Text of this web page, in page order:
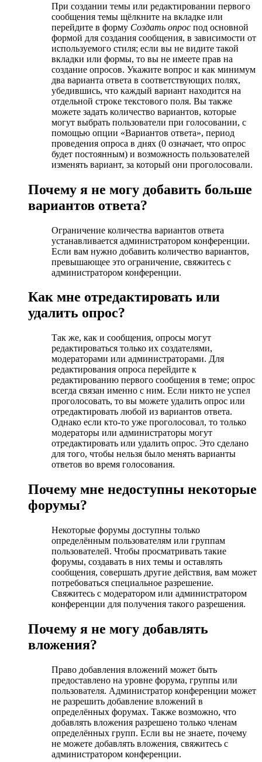
При создании темы или редактировании первого
сообщения темы щёлкните на вкладке или
перейдите в форму Создать опрос под основной
формой для создания сообщения, в зависимости от
используемого стиля; если вы не видите такой
вкладки или формы, то вы не имеете прав на
создание опросов. Укажите вопрос и как минимум
два варианта ответа в соответствующих полях,
убедившись, что каждый вариант находится на
отдельной строке текстового поля. Вы также
можете задать количество вариантов, которые
могут выбрать пользователи при голосовании, с
помощью опции «Вариантов ответа», период
проведения опроса в днях (0 означает, что опрос
будет постоянным) и возможность пользователей
изменять вариант, за который они проголосовали.
Почему я не могу добавить больше
вариантов ответа?
Ограничение количества вариантов ответа
устанавливается администратором конференции.
Если вам нужно добавить количество вариантов,
превышающее это ограничение, свяжитесь с
администратором конференции.
Как мне отредактировать или
удалить опрос?
Так же, как и сообщения, опросы могут
редактироваться только их создателями,
модераторами или администраторами. Для
редактирования опроса перейдите к
редактированию первого сообщения в теме; опрос
всегда связан именно с ним. Если никто не успел
проголосовать, то вы можете удалить опрос или
отредактировать любой из вариантов ответа.
Однако если кто-то уже проголосовал, то только
модераторы или администраторы могут
отредактировать или удалить опрос. Это сделано
для того, чтобы нельзя было менять варианты
ответов во время голосования.
Почему мне недоступны некоторые
форумы?
Некоторые форумы доступны только
определённым пользователям или группам
пользователей. Чтобы просматривать такие
форумы, создавать в них темы и оставлять
сообщения, совершать другие действия, вам может
потребоваться специальное разрешение.
Свяжитесь с модератором или администратором
конференции для получения такого разрешения.
Почему я не могу добавлять
вложения?
Право добавления вложений может быть
предоставлено на уровне форума, группы или
пользователя. Администратор конференции может
не разрешить добавление вложений в
определённых форумах. Также возможно, что
добавлять вложения разрешено только членам
определённых групп. Если вы не знаете, почему
не можете добавлять вложения, свяжитесь с
администратором конференции.